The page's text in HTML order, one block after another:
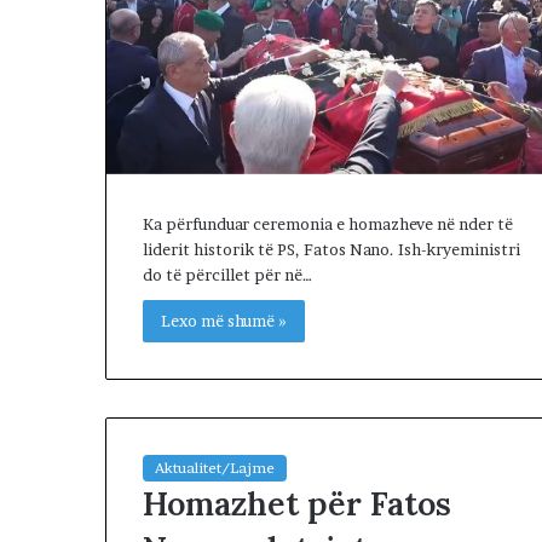
Ka përfunduar ceremonia e homazheve në nder të
liderit historik të PS, Fatos Nano. Ish-kryeministri
do të përcillet për në…
Lexo më shumë »
Aktualitet/Lajme
Homazhet për Fatos
R
I
A
L
E
.
A
A
A
O
T